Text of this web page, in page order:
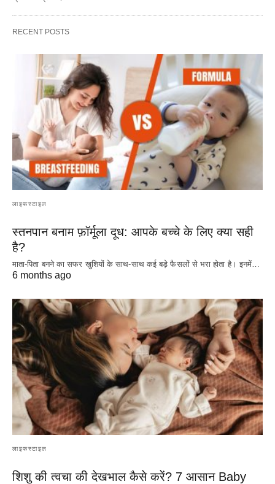
RECENT POSTS
लाइफस्टाइल
स्तनपान बनाम फ़ॉर्मूला दूध: आपके बच्चे के लिए क्या सही
है?
माता-पिता बनने का सफर खुशियों के साथ-साथ कई बड़े फैसलों से भरा होता है। इनमें…
6 months ago
लाइफस्टाइल
शिशु की त्वचा की देखभाल कैसे करें? 7 आसान Baby